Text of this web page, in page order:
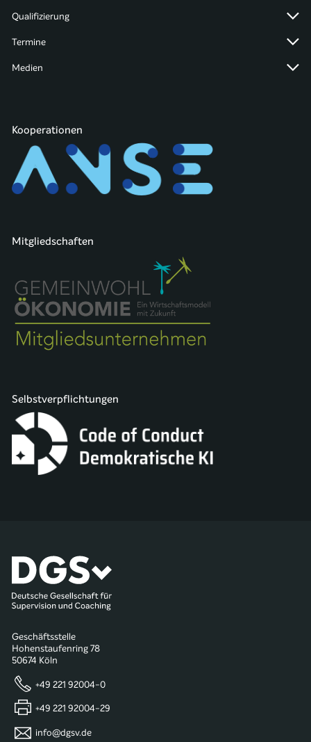
Qualifizierung
Termine
Medien
Kooperationen
Mitgliedschaften
Selbstverpflichtungen
Geschäftsstelle
Hohenstaufenring 78
50674 Köln
+49 221 92004-0
+49 221 92004-29
info@dgsv.de